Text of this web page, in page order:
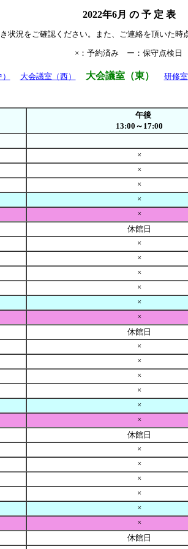
2022年6月 の 予 定 表
状況をご確認ください。また、ご連絡を頂いた時
×：予約済み ー：保守点検日
大会議室（西） 大会議室（東） 研修室
午後
13:00～17:00
×
×
×
×
×
休館日
×
×
×
×
×
×
休館日
×
×
×
×
×
×
休館日
×
×
×
×
×
×
休館日